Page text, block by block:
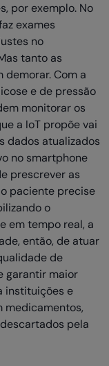
por exemplo. No
exames
no
tanto as
demorar. Com a
e de pressão
monitorar os
a IoT propõe vai
dados atualizados
no smartphone
prescrever as
paciente precise
o
em tempo real, a
então, de atuar
de
garantir maior
instituições e
medicamentos,
pela